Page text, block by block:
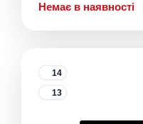
Немає в наявності
14
13